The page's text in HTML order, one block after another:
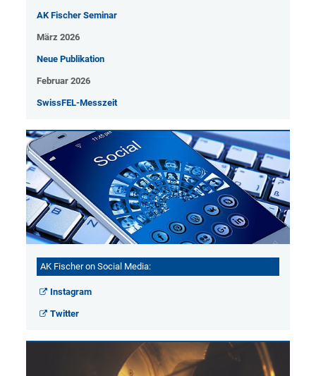
AK Fischer Seminar
März 2026
Neue Publikation
Februar 2026
SwissFEL-Messzeit
AK Fischer on Social Media:
Instagram
Twitter